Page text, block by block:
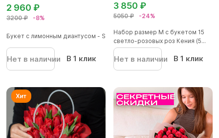
3200 ₽ -8%
2 960 ₽
Букет с лимонным диантусом - S
Нет в наличии В 1 клик
5050 ₽ -24%
3 850 ₽
Набор размер M с букетом 15
светло-розовых роз Кения (5...
Нет в наличии В 1 клик